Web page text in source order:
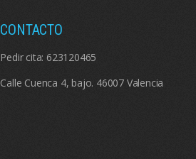
CONTACTO
Pedir cita: 623120465
Calle Cuenca 4, bajo. 46007 Valencia